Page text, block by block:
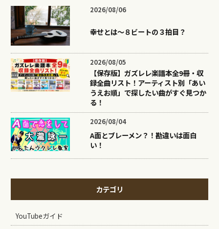
2026/08/06
幸せとは〜８ビートの３拍目？
2026/08/05
【保存版】ガズレレ楽譜本全9冊・収
録全曲リスト！アーティスト別「あい
うえお順」で探したい曲がすぐ見つか
る！
2026/08/04
A面とブレーメン？！勘違いは面白
い！
カテゴリ
YouTubeガイド